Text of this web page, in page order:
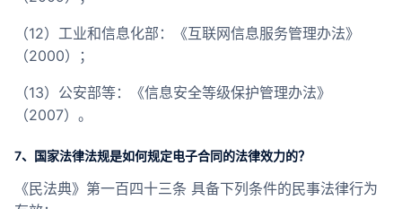
（12）工业和信息化部：《互联网信息服务管理办法》
（2000）；
（13）公安部等：《信息安全等级保护管理办法》
（2007）。
7、国家法律法规是如何规定电子合同的法律效力的？
《民法典》第一百四十三条 具备下列条件的民事法律行为